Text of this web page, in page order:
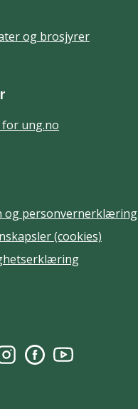
og brosjyrer
ung.no
og personvernerklæring
(cookies)